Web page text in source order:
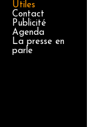
Utiles
Contact
Publicité
Agenda
La presse en
parle